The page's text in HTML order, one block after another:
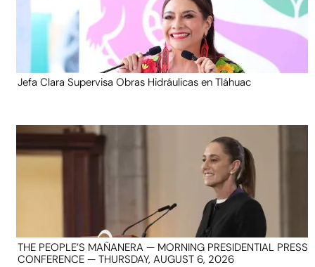
Jefa Clara Supervisa Obras Hidráulicas en Tláhuac
THE PEOPLE’S MAÑANERA — MORNING PRESIDENTIAL PRESS
CONFERENCE — THURSDAY, AUGUST 6, 2026